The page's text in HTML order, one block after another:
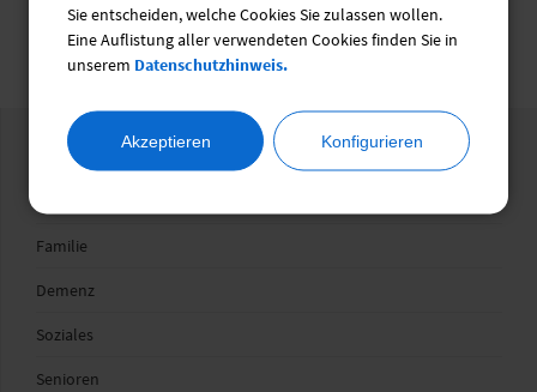
Ehrenamtsbörse
Wegweiser
Familie
Demenz
Soziales
Senioren
Sie entscheiden, welche Cookies Sie zulassen wollen.
Eine Auflistung aller verwendeten Cookies finden Sie in
unserem Datenschutzhinweis.
Akzeptieren Konfigurieren